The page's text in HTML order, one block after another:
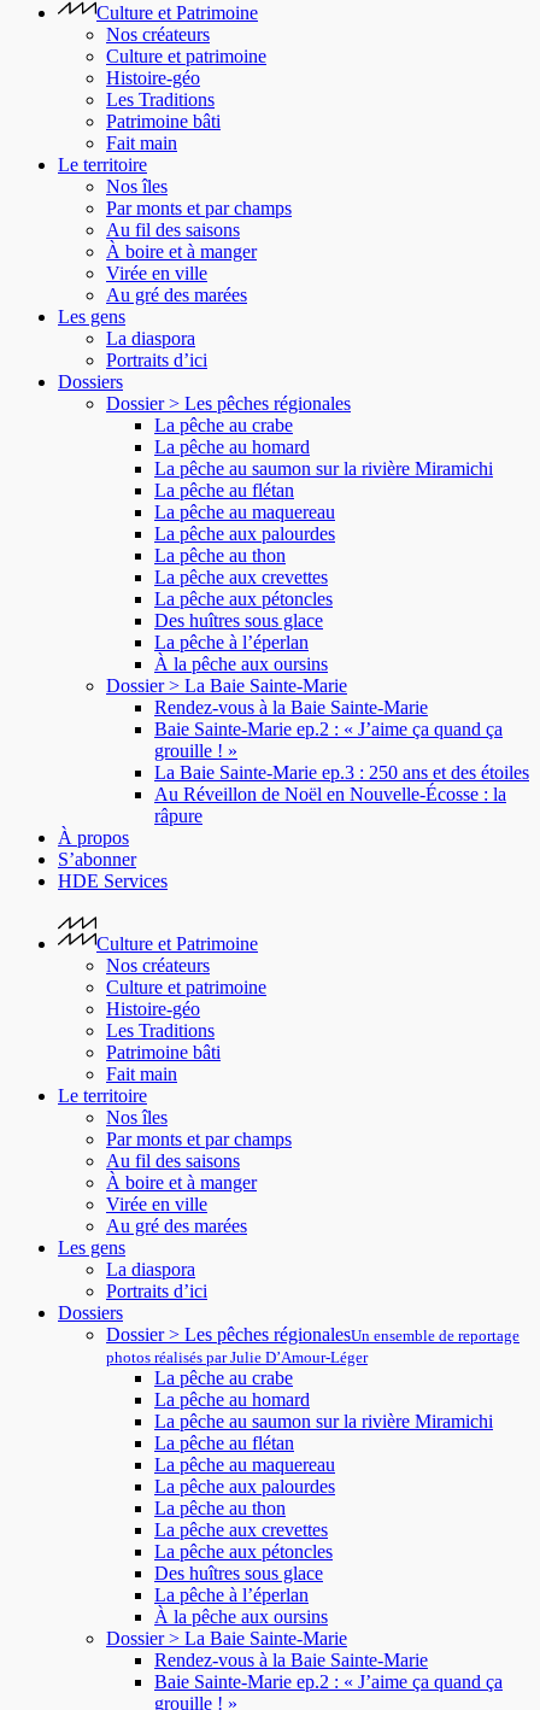
Menu
Culture et Patrimoine
Nos créateurs
Culture et patrimoine
Histoire-géo
Les Traditions
Patrimoine bâti
Fait main
Le territoire
Nos îles
Par monts et par champs
Au fil des saisons
À boire et à manger
Virée en ville
Au gré des marées
Les gens
La diaspora
Portraits d’ici
Dossiers
Dossier > Les pêches régionales
La pêche au crabe
La pêche au homard
La pêche au saumon sur la rivière Miramichi
La pêche au flétan
La pêche au maquereau
La pêche aux palourdes
La pêche au thon
La pêche aux crevettes
La pêche aux pétoncles
Des huîtres sous glace
La pêche à l’éperlan
À la pêche aux oursins
Dossier > La Baie Sainte-Marie
Rendez-vous à la Baie Sainte-Marie
Baie Sainte-Marie ep.2 : « J’aime ça quand ça
grouille ! »
La Baie Sainte-Marie ep.3 : 250 ans et des étoiles
Au Réveillon de Noël en Nouvelle-Écosse : la
râpure
À propos
S’abonner
HDE Services
Culture et Patrimoine
Nos créateurs
Culture et patrimoine
Histoire-géo
Les Traditions
Patrimoine bâti
Fait main
Le territoire
Nos îles
Par monts et par champs
Au fil des saisons
À boire et à manger
Virée en ville
Au gré des marées
Les gens
La diaspora
Portraits d’ici
Dossiers
Dossier > Les pêches régionalesUn ensemble de reportage
photos réalisés par Julie D’Amour-Léger
La pêche au crabe
La pêche au homard
La pêche au saumon sur la rivière Miramichi
La pêche au flétan
La pêche au maquereau
La pêche aux palourdes
La pêche au thon
La pêche aux crevettes
La pêche aux pétoncles
Des huîtres sous glace
La pêche à l’éperlan
À la pêche aux oursins
Dossier > La Baie Sainte-Marie
Rendez-vous à la Baie Sainte-Marie
Baie Sainte-Marie ep.2 : « J’aime ça quand ça
grouille ! »